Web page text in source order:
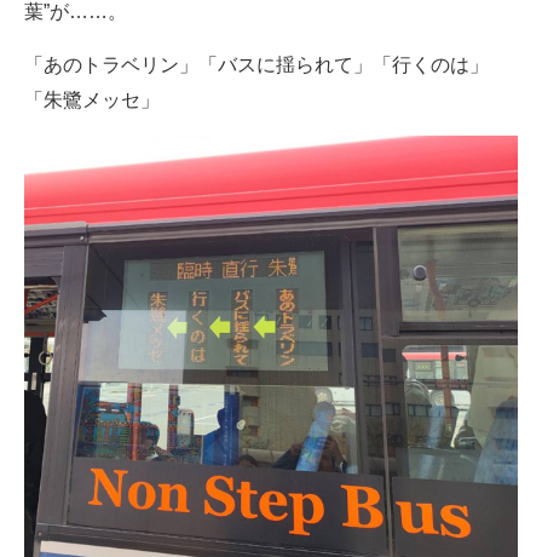
葉”が……。
「あのトラベリン」「バスに揺られて」「行くのは」
「朱鷺メッセ」